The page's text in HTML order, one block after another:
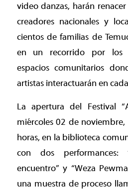
video danzas, harán
creadores nacionales y
cientos de familias de
en un recorrido por los
espacios comunitarios
artistas interactuarán en
La apertura del Festival
miércoles 02 de
horas, en la biblioteca
con dos performances:
encuentro” y “Weza
una muestra de proceso